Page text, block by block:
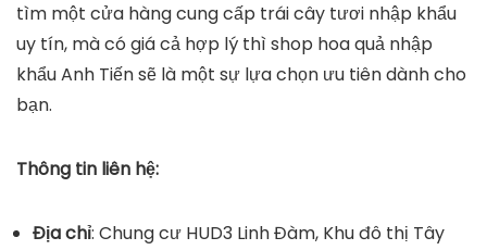
tìm một cửa hàng cung cấp trái cây tươi nhập khẩu
uy tín, mà có giá cả hợp lý thì shop hoa quả nhập
khẩu Anh Tiến sẽ là một sự lựa chọn ưu tiên dành cho
bạn.
Thông tin liên hệ:
Địa chỉ: Chung cư HUD3 Linh Đàm, Khu đô thị Tây